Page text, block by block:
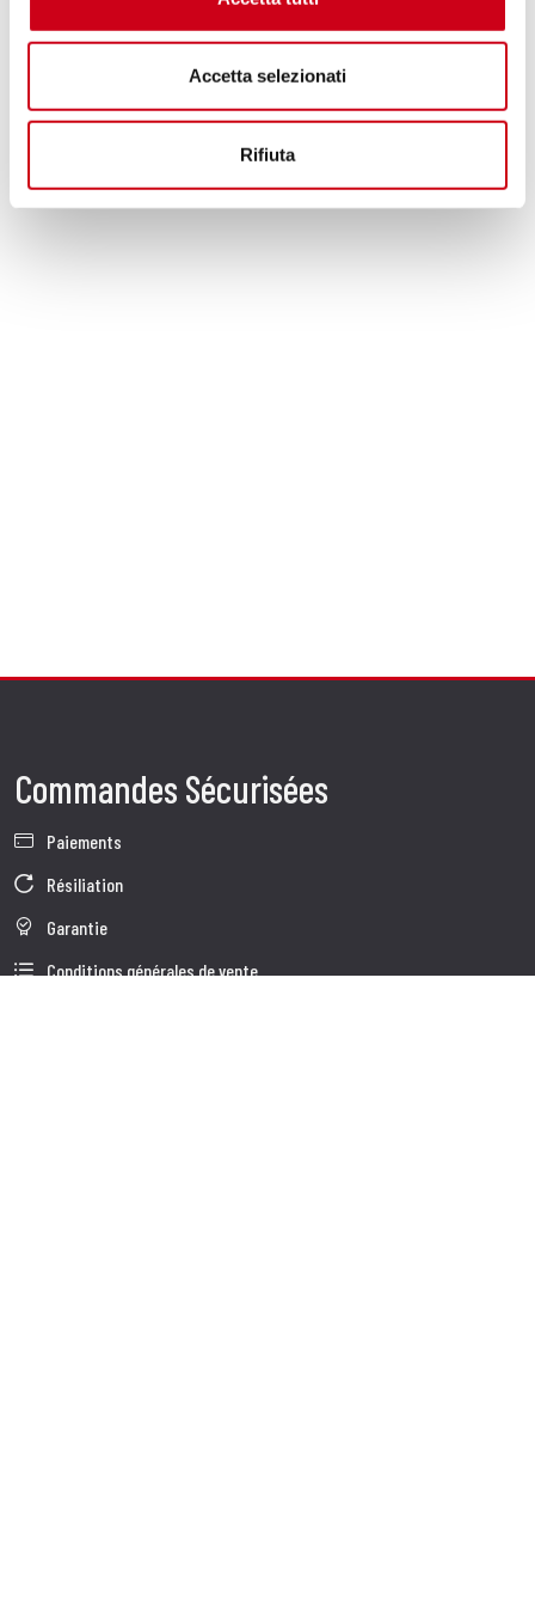
Accetta selezionati
Rifiuta
Commandes Sécurisées
Paiements
Résiliation
Garantie
Conditions générales de vente